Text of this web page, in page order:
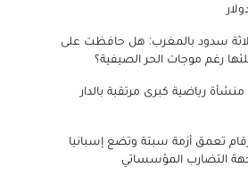
سدود بالمغرب: هل حافظت على
رغم موجات الحر الصيفية؟
رياضية كبرى مرتقبة بالدار
تعمق أزمة سبتة وتضع إسبانيا
التضارب المؤسساتي